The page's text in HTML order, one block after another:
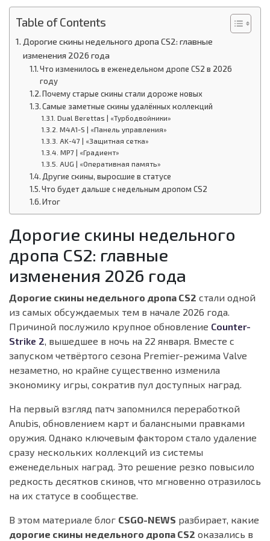
Table of Contents
Дорогие скины недельного дропа CS2: главные
изменения 2026 года
Что изменилось в еженедельном дропе CS2 в 2026
году
Почему старые скины стали дороже новых
Самые заметные скины удалённых коллекций
Dual Berettas | «Турбодвойники»
M4A1-S | «Панель управления»
AK-47 | «Защитная сетка»
MP7 | «Градиент»
AUG | «Оперативная память»
Другие скины, выросшие в статусе
Что будет дальше с недельным дропом CS2
Итог
Дорогие скины недельного
дропа CS2: главные
изменения 2026 года
Дорогие скины недельного дропа CS2 стали одной
из самых обсуждаемых тем в начале 2026 года.
Причиной послужило крупное обновление Counter-
Strike 2, вышедшее в ночь на 22 января. Вместе с
запуском четвёртого сезона Premier-режима Valve
незаметно, но крайне существенно изменила
экономику игры, сократив пул доступных наград.
На первый взгляд патч запомнился переработкой
Anubis, обновлением карт и балансными правками
оружия. Однако ключевым фактором стало удаление
сразу нескольких коллекций из системы
еженедельных наград. Это решение резко повысило
редкость десятков скинов, что мгновенно отразилось
на их статусе в сообществе.
В этом материале блог CSGO-NEWS разбирает, какие
дорогие скины недельного дропа CS2 оказались в